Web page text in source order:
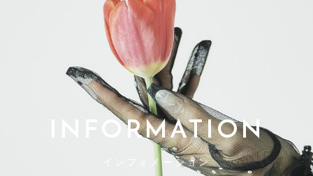
INFORMATION
インフォメーション